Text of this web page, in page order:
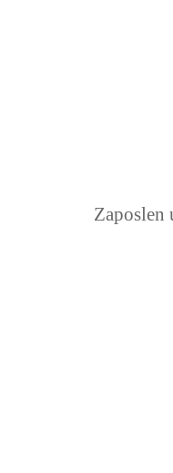
Zaposlen